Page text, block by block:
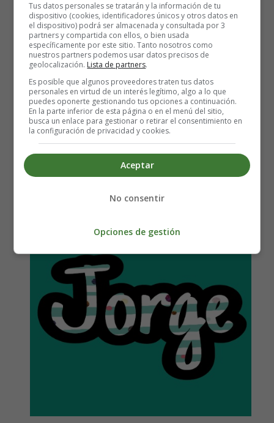
Escrito por:Estefanía Morera
Categoría:Nombres para Niñas
Última actualización: 08 Junio 2021
Leer más: Janet - Significado del nombre Janet
Jorge - Significado del
nombre Jorge
Tus datos personales se tratarán y la información de tu
dispositivo (cookies, identificadores únicos y otros datos en
el dispositivo) podrá ser almacenada y consultada por 3
partners y compartida con ellos, o bien usada
específicamente por este sitio. Tanto nosotros como
nuestros partners podemos usar datos precisos de
geolocalización. Lista de partners.
Es posible que algunos proveedores traten tus datos
personales en virtud de un interés legítimo, algo a lo que
puedes oponerte gestionando tus opciones a continuación.
En la parte inferior de esta página o en el menú del sitio,
busca un enlace para gestionar o retirar el consentimiento en
la configuración de privacidad y cookies.
Aceptar
No consentir
Opciones de gestión